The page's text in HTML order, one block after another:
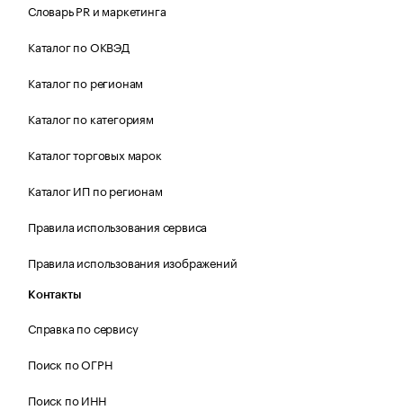
Словарь PR и маркетинга
Каталог по ОКВЭД
Каталог по регионам
Каталог по категориям
Каталог торговых марок
Каталог ИП по регионам
Правила использования сервиса
Правила использования изображений
Контакты
Справка по сервису
Поиск по ОГРН
Поиск по ИНН